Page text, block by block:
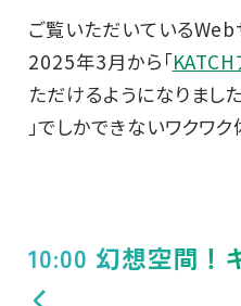
ご覧いただいているWeb
2025年3月から「KATCH
ただけるようになりました
」でしかできないワクワク
10:00 幻想空間！